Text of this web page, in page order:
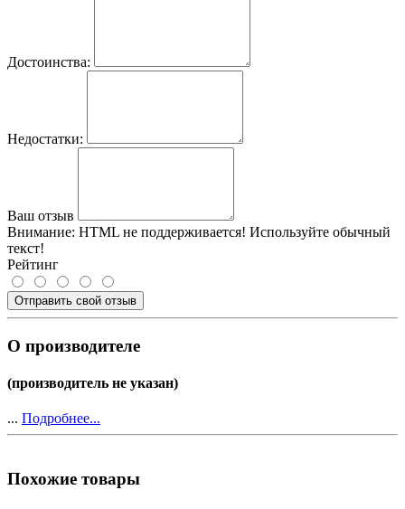
Достоинства:
Недостатки:
Ваш отзыв
Внимание: HTML не поддерживается! Используйте обычный
текст!
Рейтинг
Отправить свой отзыв
О производителе
(производитель не указан)
... Подробнее...
Похожие товары